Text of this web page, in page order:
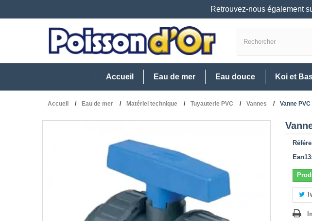
Retrouvez-nous également
Accueil Eau de mer Eau douce Koi et
Accueil Eau de mer Matériel technique Tuyauterie PVC Vannes Vanne
Ean13: